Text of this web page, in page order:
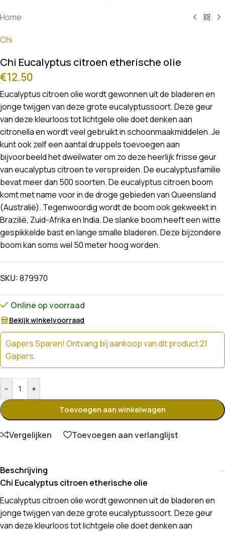
Home
Chi
Chi Eucalyptus citroen etherische olie
€12.50
Eucalyptus citroen olie wordt gewonnen uit de bladeren en
jonge twijgen van deze grote eucalyptussoort. Deze geur
van deze kleurloos tot lichtgele olie doet denken aan
citronella en wordt veel gebruikt in schoonmaakmiddelen. Je
kunt ook zelf een aantal druppels toevoegen aan
bijvoorbeeld het dweilwater om zo deze heerlijk frisse geur
van eucalyptus citroen te verspreiden. De eucalyptusfamilie
bevat meer dan 500 soorten. De eucalyptus citroen boom
komt met name voor in de droge gebieden van Queensland
(Australië). Tegenwoordig wordt de boom ook gekweekt in
Brazilië, Zuid-Afrika en India. De slanke boom heeft een witte
gespikkelde bast en lange smalle bladeren. Deze bijzondere
boom kan soms wel 50 meter hoog worden.
SKU:879970
Online op voorraad
Bekijk winkelvoorraad
Gapers Sparen! Ontvang bij aankoop van dit product 21
Gapers.
- +
Toevoegen aan winkelwagen
Vergelijken Toevoegen aan verlanglijst
Beschrijving
Chi Eucalyptus citroen etherische olie
Eucalyptus citroen olie wordt gewonnen uit de bladeren en
jonge twijgen van deze grote eucalyptussoort. Deze geur
van deze kleurloos tot lichtgele olie doet denken aan